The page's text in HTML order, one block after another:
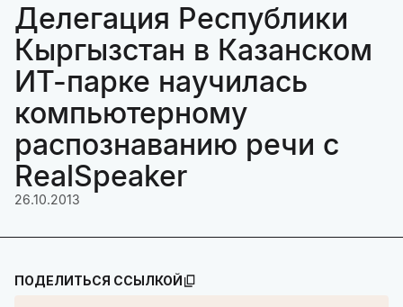
Делегация Республики
Кыргызстан в Казанском
ИТ-парке научилась
компьютерному
распознаванию речи с
RealSpeaker
26.10.2013
ПОДЕЛИТЬСЯ ССЫЛКОЙ